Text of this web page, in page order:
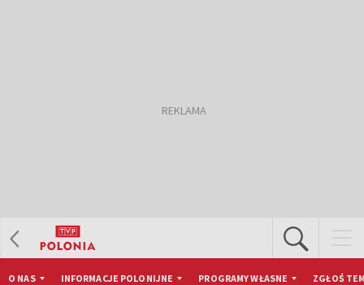
O NAS INFORMACJE POLONIJNE PROGRAMY WŁASNE ZGŁOŚ